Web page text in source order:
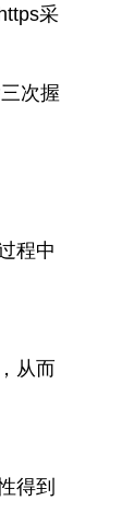
https采
次握
程中
从而
得到